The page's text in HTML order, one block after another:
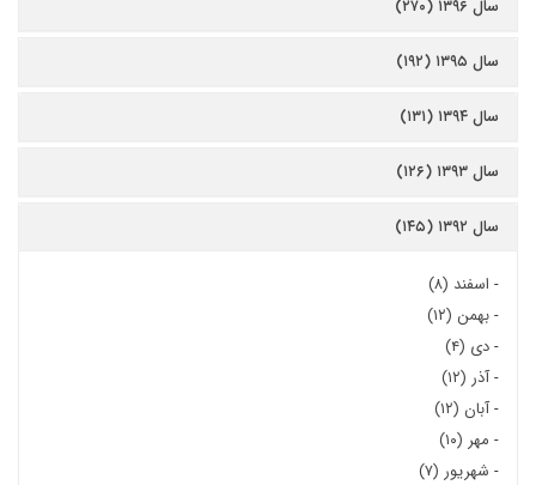
سال ۱۳۹۶ (۲۷۰)
سال ۱۳۹۵ (۱۹۲)
سال ۱۳۹۴ (۱۳۱)
سال ۱۳۹۳ (۱۲۶)
سال ۱۳۹۲ (۱۴۵)
- اسفند (۸)
-بهمن (۱۲)
-دی (۴)
-آذر (۱۲)
-آبان (۱۲)
- مهر (۱۰)
- شهریور (۷)